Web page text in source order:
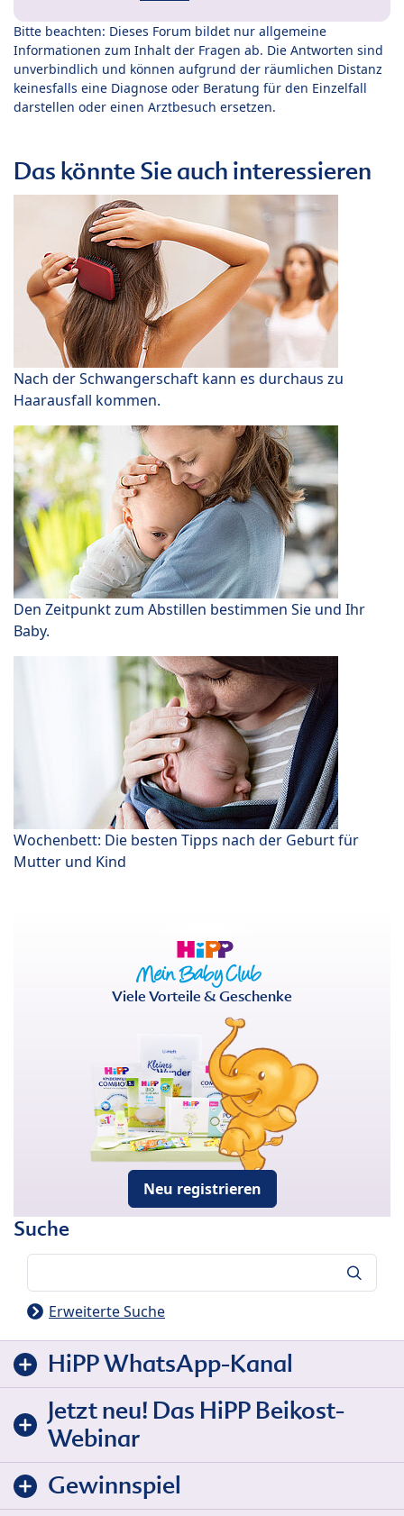
Bitte beachten: Dieses Forum bildet nur allgemeine
Informationen zum Inhalt der Fragen ab. Die Antworten sind
unverbindlich und können aufgrund der räumlichen Distanz
keinesfalls eine Diagnose oder Beratung für den Einzelfall
darstellen oder einen Arztbesuch ersetzen.
Das könnte Sie auch interessieren
Nach der Schwangerschaft kann es durchaus zu
Haarausfall kommen.
Den Zeitpunkt zum Abstillen bestimmen Sie und Ihr
Baby.
Wochenbett: Die besten Tipps nach der Geburt für
Mutter und Kind
Viele Vorteile & Geschenke
Neu registrieren
Suche
Erweiterte Suche
HiPP WhatsApp-Kanal
Jetzt neu! Das HiPP Beikost-
Webinar
Gewinnspiel